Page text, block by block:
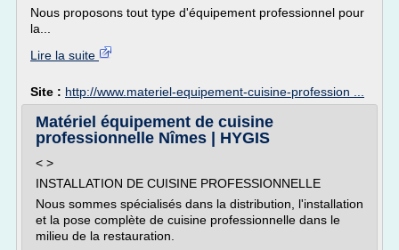
Nous proposons tout type d'équipement professionnel pour
la...
Lire la suite
Site : http://www.materiel-equipement-cuisine-profession ...
Matériel équipement de cuisine
professionnelle Nîmes | HYGIS
< >
INSTALLATION DE CUISINE PROFESSIONNELLE
Nous sommes spécialisés dans la distribution, l'installation
et la pose complète de cuisine professionnelle dans le
milieu de la restauration.